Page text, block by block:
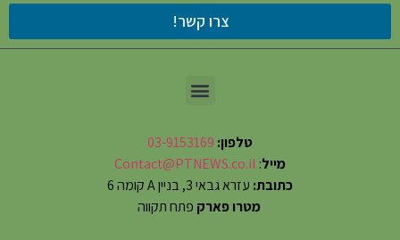
צרו קשר!
טלפון: 03-9153169
מייל:
Contact@PTNEWS.co.il
כתובת: עזרא גבאי 3, בניין A קומה 6
מטרו פארק פתח תקווה